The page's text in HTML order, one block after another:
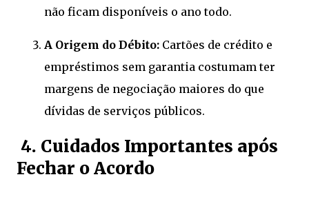
não ficam disponíveis o ano todo.
A Origem do Débito: Cartões de crédito e
empréstimos sem garantia costumam ter
margens de negociação maiores do que
dívidas de serviços públicos.
4. Cuidados Importantes após
Fechar o Acordo